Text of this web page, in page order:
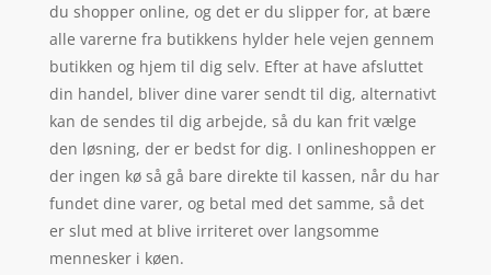
du shopper online, og det er du slipper for, at bære
alle varerne fra butikkens hylder hele vejen gennem
butikken og hjem til dig selv. Efter at have afsluttet
din handel, bliver dine varer sendt til dig, alternativt
kan de sendes til dig arbejde, så du kan frit vælge
den løsning, der er bedst for dig. I onlineshoppen er
der ingen kø så gå bare direkte til kassen, når du har
fundet dine varer, og betal med det samme, så det
er slut med at blive irriteret over langsomme
mennesker i køen.